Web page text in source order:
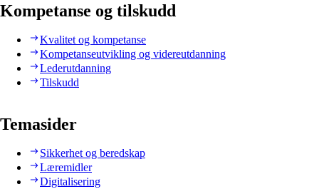
Kompetanse og tilskudd
Kvalitet og kompetanse
Kompetanseutvikling og videreutdanning
Lederutdanning
Tilskudd
Temasider
Sikkerhet og beredskap
Læremidler
Digitalisering